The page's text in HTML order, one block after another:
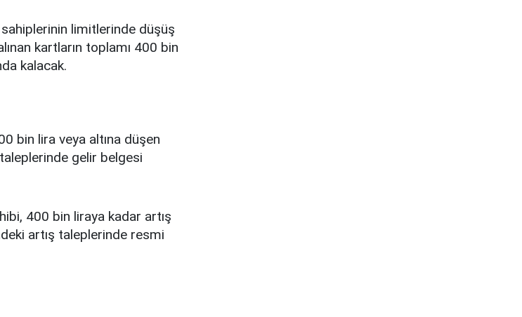
limitlerinde düşüş
kartların toplamı 400 bin
kalacak.
bin lira veya altına düşen
gelir belgesi
400 bin liraya kadar artış
artış taleplerinde resmi